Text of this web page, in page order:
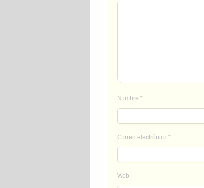
Nombre *
Correo electrónico *
Web